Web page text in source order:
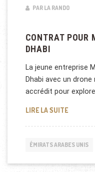
PAR LA RANDO
CONTRAT POUR
DHABI
La jeune entreprise
Dhabi avec un
accrédit pour
LIRE LA SUITE
ÉMIRATS ARABES UNIS